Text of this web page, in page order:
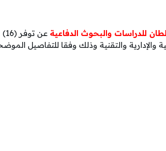
للدراسات والبحوث الدفاعية
والتقنية وذلك وفقا للتفاصيل